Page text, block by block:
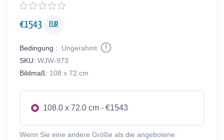
€1543 EUR
Bedingung :
Ungerahmt
SKU: WJW-973
Bildmaß: 108 x 72 cm
108.0 x 72.0 cm - €1543
Wenn Sie eine andere Größe als die angebotene